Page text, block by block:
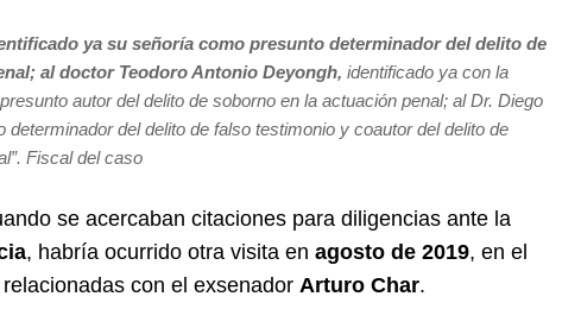
ya su señoría como presunto determinador del delito de
al doctor Teodoro Antonio Deyongh, identificado ya con la
autor del delito de soborno en la actuación penal; al Dr. Diego
del delito de falso testimonio y coautor del delito de
”. Fiscal del caso
se acercaban citaciones para diligencias ante la
, habría ocurrido otra visita en agosto de 2019, en el
con el exsenador Arturo Char.